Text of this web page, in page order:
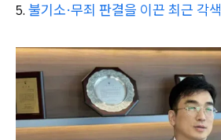
불기소·무죄 판결을 이끈 최근 각색